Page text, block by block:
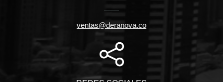
ventas@deranova.co